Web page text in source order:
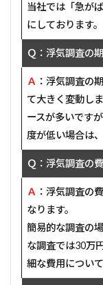
当社では「急が
にしております。
Ｑ：浮気調査の
Ａ ：浮気調査の
て大きく変動し
ースが多いです
度が低い場合は
Ｑ：浮気調査の
Ａ ：浮気調査の
なります。
簡易的な調査の
な調査では30万
細な費用につい